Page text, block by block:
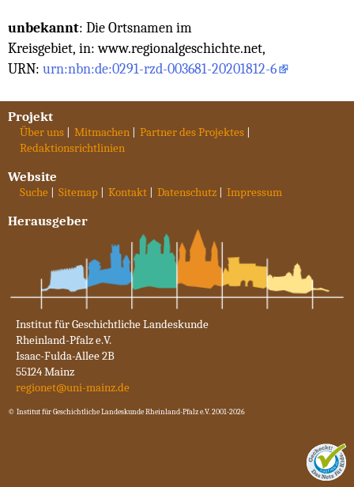
unbekannt: Die Ortsnamen im
Kreisgebiet, in: www.regionalgeschichte.net,
URN: urn:nbn:de:0291-rzd-003681-20201812-6
Projekt
Über uns Mitmachen
Partner des Projektes
Redaktionsrichtlinien
Website
Suche Sitemap Kontakt Datenschutz Impressum
Herausgeber
Institut für Geschichtliche Landeskunde
Rheinland-Pfalz e.V.
Isaac-Fulda-Allee 2B
55124 Mainz
regionet@uni-mainz.de
© Institut für Geschichtliche Landeskunde Rheinland-Pfalz e.V. 2001-2026